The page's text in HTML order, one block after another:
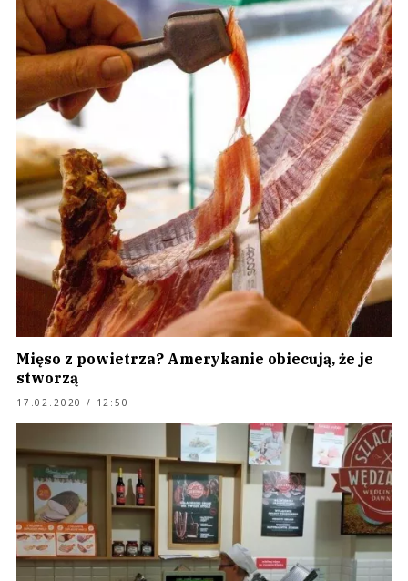
Mięso z powietrza? Amerykanie obiecują, że je
stworzą
17.02.2020 / 12:50